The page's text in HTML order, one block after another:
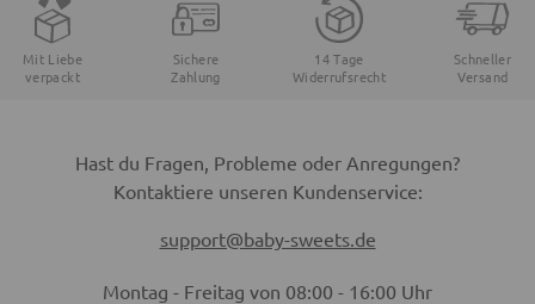
Mit Liebe
verpackt
Sichere
Zahlung
14 Tage
Widerrufsrecht
Schneller
Versand
Hast du Fragen, Probleme oder Anregungen?
Kontaktiere unseren Kundenservice:
support@baby-sweets.de
Montag - Freitag von 08:00 - 16:00 Uhr